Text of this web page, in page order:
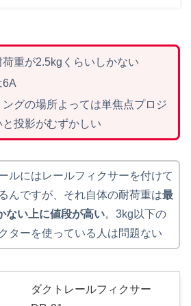
重が2.5kgくらいしかない
6A
グの場所よっては単焦点プロジ
投影がむずかしい
ルにはレールフィクサーを付けて
んですが、それ自体の耐荷重は最
ない上に値段が高い。3kg以下の
ターを使っている人は問題ない
ダクトレールフィクサー